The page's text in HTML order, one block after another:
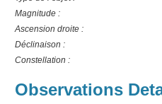
Magnitude :
Ascension droite :
Déclinaison :
Constellation :
Observations